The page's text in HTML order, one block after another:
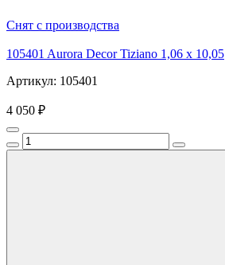
Снят с производства
105401 Aurora Decor Tiziano 1,06 х 10,05
Артикул: 105401
4 050 ₽